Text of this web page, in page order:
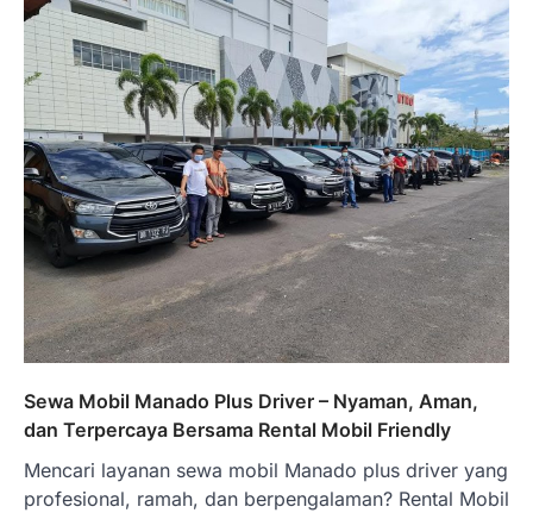
Sewa Mobil Manado Plus Driver – Nyaman, Aman,
dan Terpercaya Bersama Rental Mobil Friendly
Mencari layanan sewa mobil Manado plus driver yang
profesional, ramah, dan berpengalaman? Rental Mobil